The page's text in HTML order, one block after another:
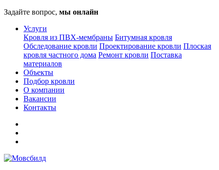
Задайте вопрос, мы онлайн
Услуги
Кровля из ПВХ-мембраны Битумная кровля
Обследование кровли Проектирование кровли Плоская
кровля частного дома Ремонт кровли Поставка
материалов
Объекты
Подбор кровли
О компании
Вакансии
Контакты